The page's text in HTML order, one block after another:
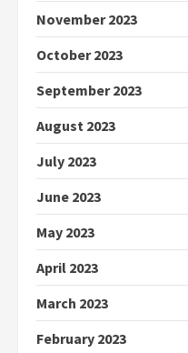
November 2023
October 2023
September 2023
August 2023
July 2023
June 2023
May 2023
April 2023
March 2023
February 2023